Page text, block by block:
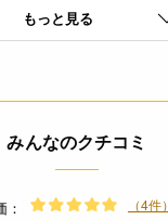
チルアルコール44％
もっと見る
みんなのクチコミ
： （4件）